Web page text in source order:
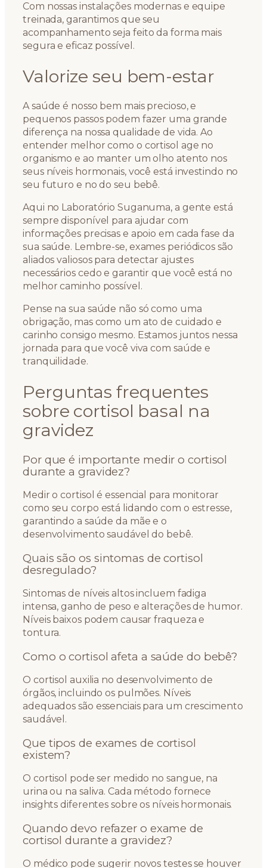
Com nossas instalações modernas e equipe
treinada, garantimos que seu
acompanhamento seja feito da forma mais
segura e eficaz possível.
Valorize seu bem-estar
A saúde é nosso bem mais precioso, e
pequenos passos podem fazer uma grande
diferença na nossa qualidade de vida. Ao
entender melhor como o cortisol age no
organismo e ao manter um olho atento nos
seus níveis hormonais, você está investindo no
seu futuro e no do seu bebê.
Aqui no Laboratório Suganuma, a gente está
sempre disponível para ajudar com
informações precisas e apoio em cada fase da
sua saúde. Lembre-se, exames periódicos são
aliados valiosos para detectar ajustes
necessários cedo e garantir que você está no
melhor caminho possível.
Pense na sua saúde não só como uma
obrigação, mas como um ato de cuidado e
carinho consigo mesmo. Estamos juntos nessa
jornada para que você viva com saúde e
tranquilidade.
Perguntas frequentes
sobre cortisol basal na
gravidez
Por que é importante medir o cortisol
durante a gravidez?
Medir o cortisol é essencial para monitorar
como seu corpo está lidando com o estresse,
garantindo a saúde da mãe e o
desenvolvimento saudável do bebê.
Quais são os sintomas de cortisol
desregulado?
Sintomas de níveis altos incluem fadiga
intensa, ganho de peso e alterações de humor.
Níveis baixos podem causar fraqueza e
tontura.
Como o cortisol afeta a saúde do bebê?
O cortisol auxilia no desenvolvimento de
órgãos, incluindo os pulmões. Níveis
adequados são essenciais para um crescimento
saudável.
Que tipos de exames de cortisol
existem?
O cortisol pode ser medido no sangue, na
urina ou na saliva. Cada método fornece
insights diferentes sobre os níveis hormonais.
Quando devo refazer o exame de
cortisol durante a gravidez?
O médico pode sugerir novos testes se houver